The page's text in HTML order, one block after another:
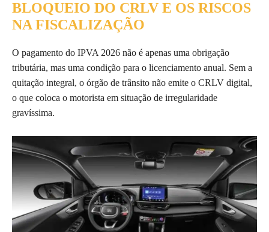
BLOQUEIO DO CRLV E OS RISCOS
NA FISCALIZAÇÃO
O pagamento do IPVA 2026 não é apenas uma obrigação
tributária, mas uma condição para o licenciamento anual. Sem a
quitação integral, o órgão de trânsito não emite o CRLV digital,
o que coloca o motorista em situação de irregularidade
gravíssima.